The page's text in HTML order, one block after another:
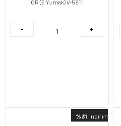
GR (5 Yumak) V-5611
%31 indirimli